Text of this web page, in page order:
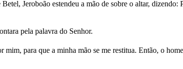
Jeroboão estendeu a mão de sobre o altar, dizendo:
pela palavra do Senhor.
para que a minha mão se me restitua. Então, o